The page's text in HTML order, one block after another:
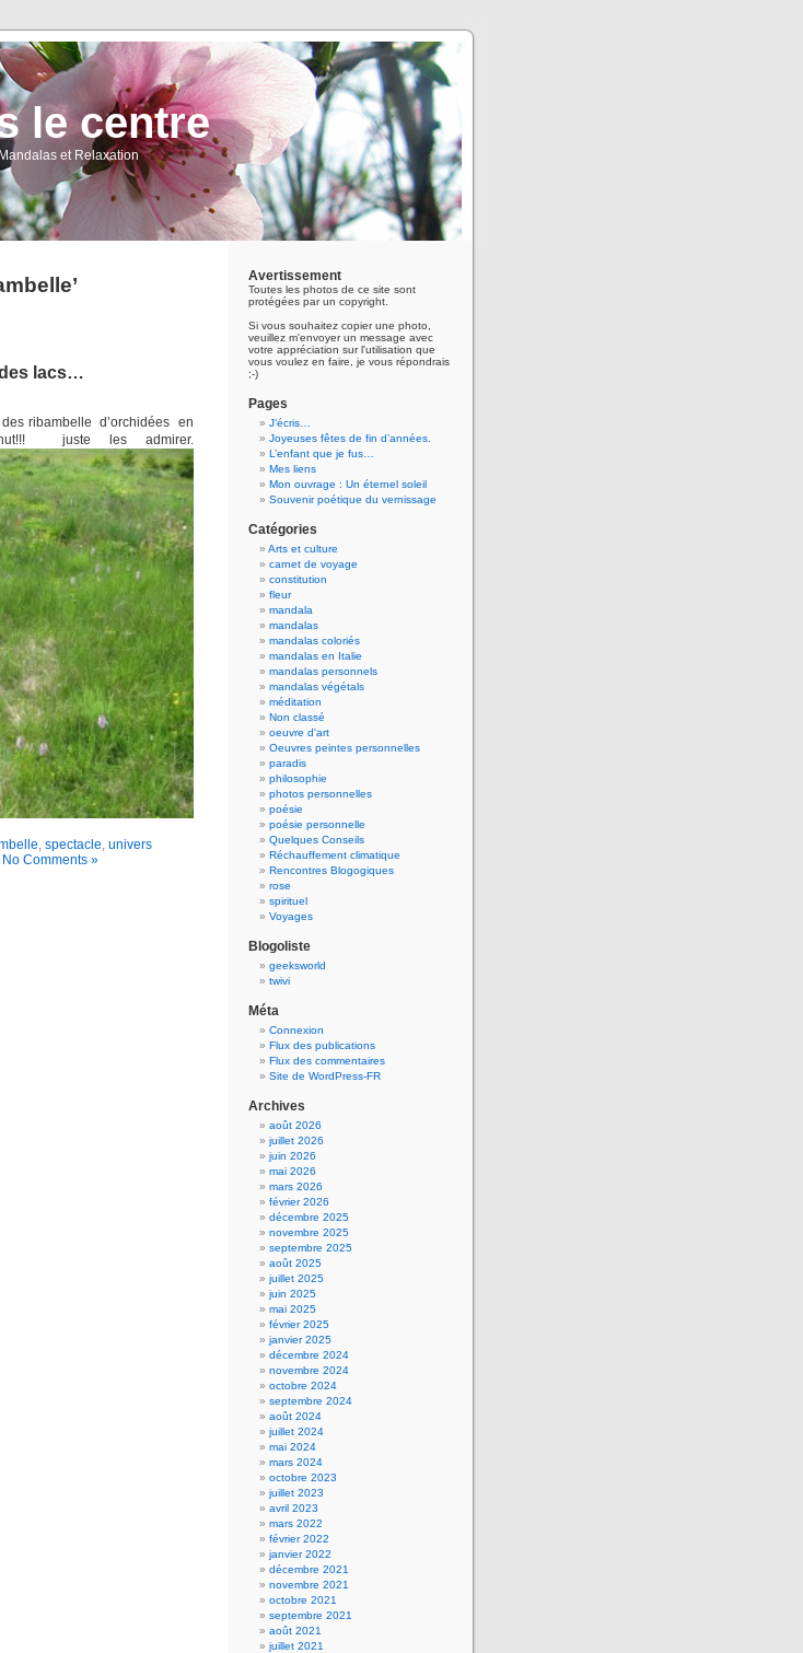
le centre
Mandalas et Relaxation
lacs…
ribambelle d’orchidées en
juste les admirer.
spectacle univers
No Comments »
Avertissement
Toutes les photos de ce site sont
protégées par un copyright.
Si vous souhaitez copier une photo,
veuillez m'envoyer un message avec
votre appréciation sur l'utilisation que
vous voulez en faire, je vous répondrais
;-)
Pages
J’écris…
Joyeuses fêtes de fin d’années.
L’enfant que je fus…
Mes liens
Mon ouvrage : Un éternel soleil
Souvenir poétique du vernissage
Catégories
Arts et culture
carnet de voyage
constitution
fleur
mandala
mandalas
mandalas coloriés
mandalas en Italie
mandalas personnels
mandalas végétals
méditation
Non classé
oeuvre d'art
Oeuvres peintes personnelles
paradis
philosophie
photos personnelles
poésie
poésie personnelle
Quelques Conseils
Réchauffement climatique
Rencontres Blogogiques
rose
spirituel
Voyages
Blogoliste
geeksworld
twivi
Méta
Connexion
Flux des publications
Flux des commentaires
Site de WordPress-FR
Archives
août 2026
juillet 2026
juin 2026
mai 2026
mars 2026
février 2026
décembre 2025
novembre 2025
septembre 2025
août 2025
juillet 2025
juin 2025
mai 2025
février 2025
janvier 2025
décembre 2024
novembre 2024
octobre 2024
septembre 2024
août 2024
juillet 2024
mai 2024
mars 2024
octobre 2023
juillet 2023
avril 2023
mars 2022
février 2022
janvier 2022
décembre 2021
novembre 2021
octobre 2021
septembre 2021
août 2021
juillet 2021